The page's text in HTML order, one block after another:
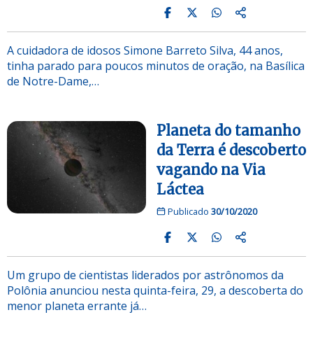
A cuidadora de idosos Simone Barreto Silva, 44 anos,
tinha parado para poucos minutos de oração, na Basílica
de Notre-Dame,…
Planeta do tamanho
da Terra é descoberto
vagando na Via
Láctea
Publicado 30/10/2020
Um grupo de cientistas liderados por astrônomos da
Polônia anunciou nesta quinta-feira, 29, a descoberta do
menor planeta errante já…